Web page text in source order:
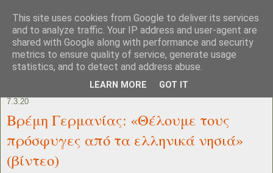
7.3.20
Βρέμη Γερμανίας: «Θέλουμε τους
πρόσφυγες από τα ελληνικά νησιά»
(βίντεο)
This site uses cookies from Google to deliver its services
and to analyze traffic. Your IP address and user-agent are
shared with Google along with performance and security
metrics to ensure quality of service, generate usage
statistics, and to detect and address abuse.
LEARN MORE GOT IT